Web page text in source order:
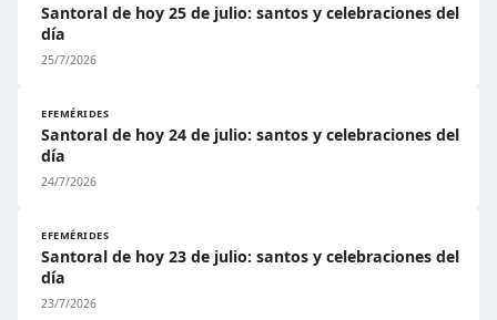
Santoral de hoy 25 de julio: santos y celebraciones del
día
25/7/2026
EFEMÉRIDES
Santoral de hoy 24 de julio: santos y celebraciones del
día
24/7/2026
EFEMÉRIDES
Santoral de hoy 23 de julio: santos y celebraciones del
día
23/7/2026